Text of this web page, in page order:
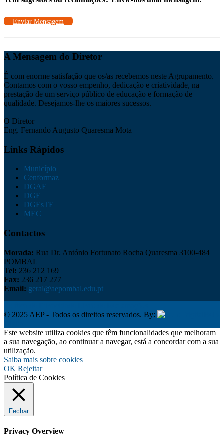
Enviar Mensagem
A Mensagem do Diretor
É com enorme satisfação que os/as recebemos neste Agrupamento.
Contamos com o vosso empenho, dedicação e criatividade, na
prestação de um serviço público de educação e formação de
qualidade. Desejamos-lhe os maiores sucessos.
O Diretor
Eng. Fernando Augusto Quaresma Mota
Links Rápidos
Município
Cenformaz
DGAE
DGE
DGEsTE
MEC
Contactos
Morada: Rua Dr. António Fortunato Rocha Quaresma 3100-484
POMBAL
Tel: 236 212 169
Fax: 236 217 277
Email: geral@aepombal.edu.pt
© 2025 AEP - Todos os direitos reservados. By:
Este website utiliza cookies que têm funcionalidades que melhoram
a sua navegação, ao continuar a navegar, está a concordar com a sua
utilização.
Saiba mais sobre cookies
OK Rejeitar
Política de Cookies
Fechar
Privacy Overview